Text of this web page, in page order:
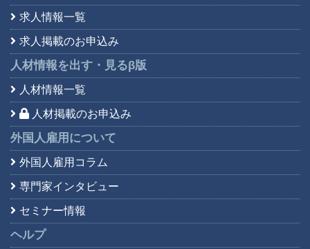
求人情報一覧
求人掲載のお申込み
人材情報を出す・見るβ版
人材情報一覧
人材掲載のお申込み
外国人雇用について
外国人雇用コラム
専門家インタビュー
セミナー情報
ヘルプ